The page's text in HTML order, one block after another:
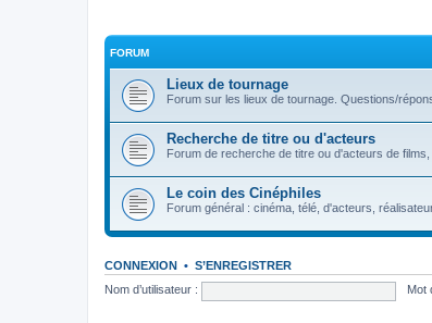
FORUM
Lieux de tournage
Forum sur les lieux de tournage. Questions/
Recherche de titre ou d'acteurs
Forum de recherche de titre ou d'acteurs de films,
Le coin des Cinéphiles
Forum général : cinéma, télé, d'acteurs,
CONNEXION • S’ENREGISTRER
Nom d’utilisateur :
Mot